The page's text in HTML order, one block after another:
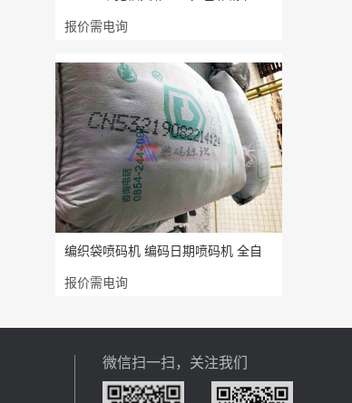
报价需电询
编织袋喷码机 编码日期喷码机 全自
报价需电询
微信扫一扫，关注我们